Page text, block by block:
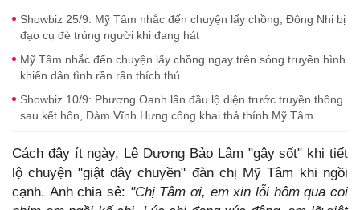
Showbiz 25/9: Mỹ Tâm nhắc đến chuyện lấy chồng, Đông Nhi bị
đạo cụ đè trúng người khi đang hát
Mỹ Tâm nhắc đến chuyện lấy chồng ngay trên sóng truyền hình
khiến dân tình rần rần thích thú
Showbiz 10/9: Phương Oanh lần đầu lộ diện trước truyền thông
sau kết hôn, Đàm Vĩnh Hưng công khai thả thính Mỹ Tâm
Cách đây ít ngày, Lê Dương Bảo Lâm "gây sốt" khi tiết
lộ chuyện "giật dây chuyền" đàn chị Mỹ Tâm khi ngồi
cạnh. Anh chia sẻ: "Chị Tâm ơi, em xin lỗi hôm qua coi